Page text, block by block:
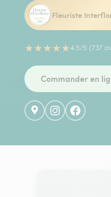
Fleuriste
★★★★★4.5/5 (737
Commander en